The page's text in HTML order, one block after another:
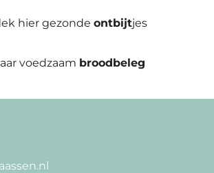
hier gezonde ontbijtjes
voedzaam broodbeleg